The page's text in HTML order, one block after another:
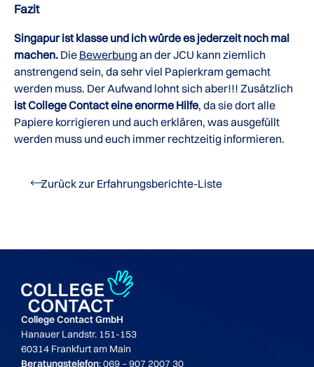
Fazit
Singapur ist klasse und ich würde es jederzeit noch mal
machen. Die Bewerbung an der JCU kann ziemlich
anstrengend sein, da sehr viel Papierkram gemacht
werden muss. Der Aufwand lohnt sich aber!!! Zusätzlich
ist College Contact eine enorme Hilfe, da sie dort alle
Papiere korrigieren und auch erklären, was ausgefüllt
werden muss und euch immer rechtzeitig informieren.
Zurück zur Erfahrungsberichte-Liste
College Contact GmbH
Hanauer Landstr. 151-153
60314 Frankfurt am Main
Beratungstelefon: 069 – 907 2007 30